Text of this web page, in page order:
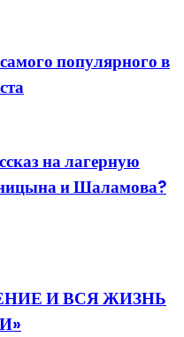
популярного в
на лагерную
и Шаламова?
И ВСЯ ЖИЗНЬ